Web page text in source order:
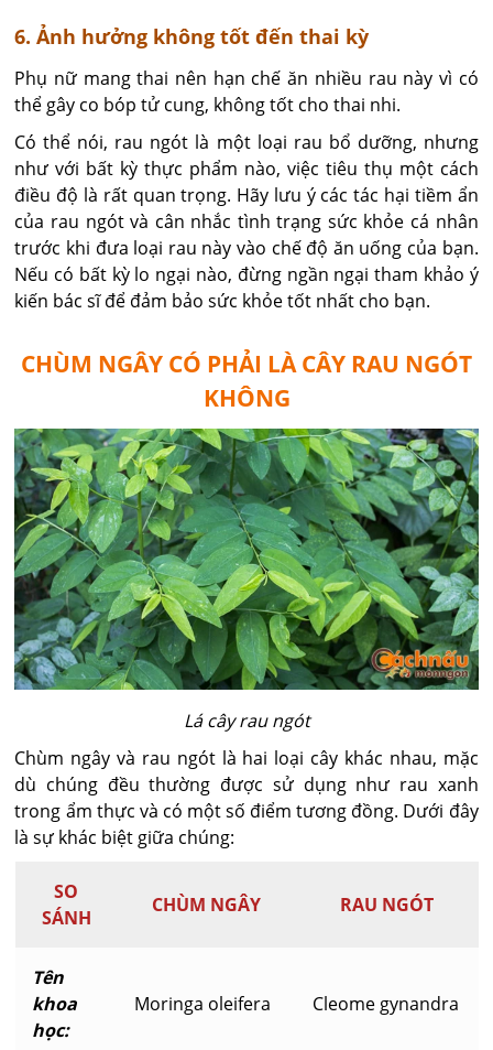
6. Ảnh hưởng không tốt đến thai kỳ
Phụ nữ mang thai nên hạn chế ăn nhiều rau này vì có
thể gây co bóp tử cung, không tốt cho thai nhi.
Có thể nói, rau ngót là một loại rau bổ dưỡng, nhưng
như với bất kỳ thực phẩm nào, việc tiêu thụ một cách
điều độ là rất quan trọng. Hãy lưu ý các tác hại tiềm ẩn
của rau ngót và cân nhắc tình trạng sức khỏe cá nhân
trước khi đưa loại rau này vào chế độ ăn uống của bạn.
Nếu có bất kỳ lo ngại nào, đừng ngần ngại tham khảo ý
kiến bác sĩ để đảm bảo sức khỏe tốt nhất cho bạn.
CHÙM NGÂY CÓ PHẢI LÀ CÂY RAU NGÓT
KHÔNG
Lá cây rau ngót
Chùm ngây và rau ngót là hai loại cây khác nhau, mặc
dù chúng đều thường được sử dụng như rau xanh
trong ẩm thực và có một số điểm tương đồng. Dưới đây
là sự khác biệt giữa chúng:
SO
SÁNH
CHÙM NGÂY RAU NGÓT
Tên
khoa
học:
Moringa oleifera Cleome gynandra